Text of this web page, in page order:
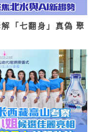
「七翻身」真偽 聚